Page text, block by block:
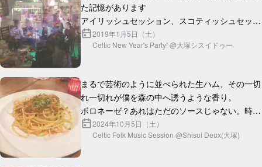
た記憶があります
アイリッシュセッション、スコティッシュセッシ
ョン、歌、ダンス、オープンマイク...大ボリュー
ムの新年会でした
2019年1月5日（土）
Celtic New Year's Party! @大塚シスイドゥー
まるで芸術のように並べられた生ハム、その一切
れ一切れが僕を森の中へ誘うような香り。
ボロネーゼ？あれはただのソースじゃない。時間
と情熱が織りなす、まさに「愛」の結晶。
チキングリルはどうだろう。外はパ...
2024年10月5日（土）
Celtic Folk Music Session @Shisui Deux(大塚)